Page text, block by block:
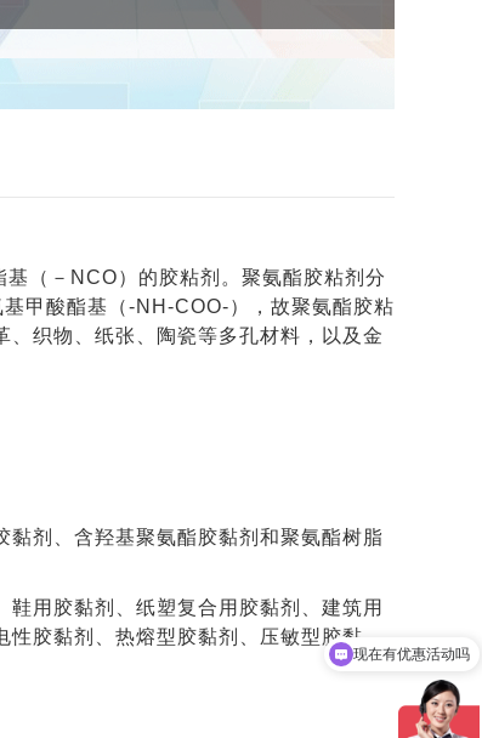
（－NCO）的胶粘剂。聚氨酯胶粘剂分
甲酸酯基（-NH-COO-），故聚氨酯胶粘
织物、纸张、陶瓷等多孔材料，以及金
剂、含羟基聚氨酯胶黏剂和聚氨酯树脂
用胶黏剂、纸塑复合用胶黏剂、建筑用
性胶黏剂、热熔型胶黏剂、压敏型胶黏
可以介绍下你们的产品么
现在有优惠活动吗